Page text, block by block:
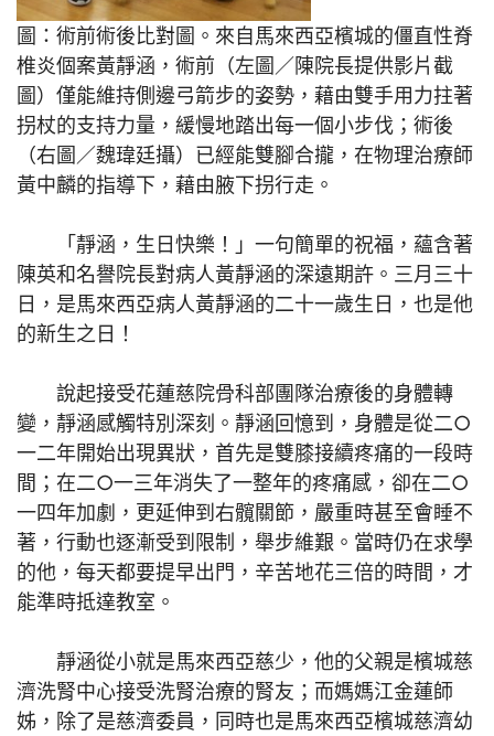
圖：術前術後比對圖。來自馬來西亞檳城的僵直性脊
椎炎個案黃靜涵，術前（左圖／陳院長提供影片截
圖）僅能維持側邊弓箭步的姿勢，藉由雙手用力拄著
拐杖的支持力量，緩慢地踏出每一個小步伐；術後
（右圖／魏瑋廷攝）已經能雙腳合攏，在物理治療師
黃中麟的指導下，藉由腋下拐行走。
「靜涵，生日快樂！」一句簡單的祝福，蘊含著
陳英和名譽院長對病人黃靜涵的深遠期許。三月三十
日，是馬來西亞病人黃靜涵的二十一歲生日，也是他
的新生之日！
說起接受花蓮慈院骨科部團隊治療後的身體轉
變，靜涵感觸特別深刻。靜涵回憶到，身體是從二○
一二年開始出現異狀，首先是雙膝接續疼痛的一段時
間；在二○一三年消失了一整年的疼痛感，卻在二○
一四年加劇，更延伸到右髖關節，嚴重時甚至會睡不
著，行動也逐漸受到限制，舉步維艱。當時仍在求學
的他，每天都要提早出門，辛苦地花三倍的時間，才
能準時抵達教室。
靜涵從小就是馬來西亞慈少，他的父親是檳城慈
濟洗腎中心接受洗腎治療的腎友；而媽媽江金蓮師
姊，除了是慈濟委員，同時也是馬來西亞檳城慈濟幼